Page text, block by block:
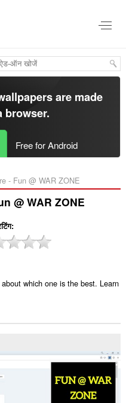
are made
browser.
Free for Android
- Fun @ WAR ZONE‎
@ WAR ZONE
which one is the best. Learn